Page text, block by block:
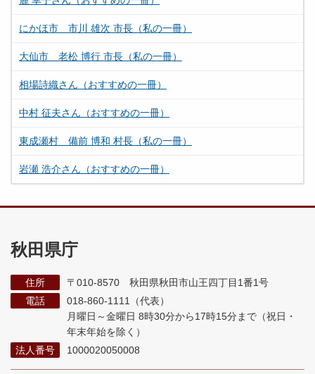
にかほ市 市川 雄次 市長（私の一冊）
大仙市 老松 博行 市長（私の一冊）
相場詩織さん（おすすめの一冊）
中村 征夫さん（おすすめの一冊）
東成瀬村 備前 博和 村長（私の一冊）
岩瀬 浩介さん（おすすめの一冊）
秋田県庁
住所
〒010-8570 秋田県秋田市山王四丁目1番1号
電話
018-860-1111（代表）
月曜日～金曜日 8時30分から17時15分まで （祝日・
年末年始を除く）
法人番号
1000020050008